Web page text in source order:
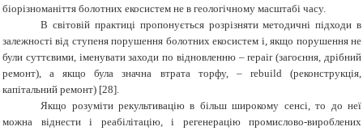
біорізноманіття болотних екосистем не в геологічному масштабі часу.
В світовій практиці пропонується розрізняти методичні підходи в
залежності від ступеня порушення болотних екосистем і, якщо порушення не
були суттєвими, іменувати заходи по відновленню – repair (загоєння, дрібний
ремонт), а якщо була значна втрата торфу, – rebuild (реконструкція,
капітальний ремонт) [28].
Якщо розуміти рекультивацію в більш широкому сенсі, то до неї
можна віднести і реабілітацію, і регенерацію промислово-вироблених